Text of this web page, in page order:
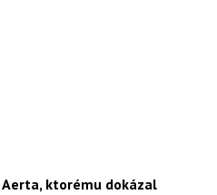
ktorému dokázal